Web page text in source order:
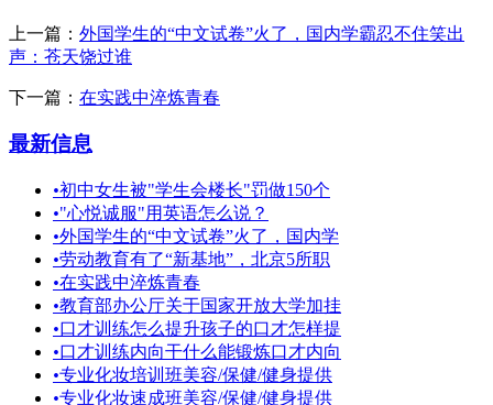
上一篇： 外国学生的“中文试卷”火了，国内学霸忍不住笑出
声：苍天饶过谁
下一篇： 在实践中淬炼青春
最新信息
•初中女生被"学生会楼长"罚做150个
•"心悦诚服"用英语怎么说？
•外国学生的“中文试卷”火了，国内学
•劳动教育有了“新基地”，北京5所职
•在实践中淬炼青春
•教育部办公厅关于国家开放大学加挂
•口才训练怎么提升孩子的口才怎样提
•口才训练内向干什么能锻炼口才内向
•专业化妆培训班美容/保健/健身提供
•专业化妆速成班美容/保健/健身提供